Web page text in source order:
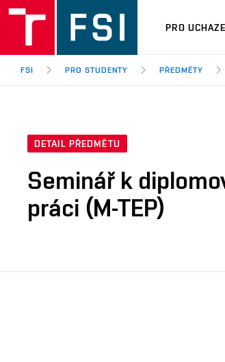
PRO
FSI PRO STUDENTY PŘEDMĚTY
DETAIL PŘEDMĚTU
Seminář k
práci (M-TEP)